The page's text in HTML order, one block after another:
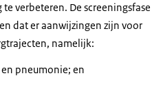
verbeteren. De screeningsfase
dat er aanwijzingen zijn voor
namelijk:
pneumonie; en